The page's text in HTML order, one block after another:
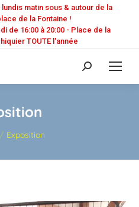
lundis matin sous & autour de la
de la Fontaine !
de 16:00 à 20:00 - Place de la
TOUTE l'année
Recherche
:
:
Exposition